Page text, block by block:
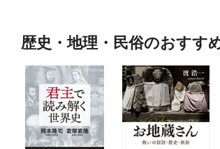
歴史・地理・民俗のおすす